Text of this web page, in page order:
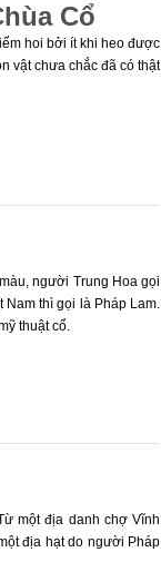
Cổ
hoi bởi ít khi heo được
vật chưa chắc đã có thật
người Trung Hoa gọi
Nam thì gọi là Pháp Lam.
thuật cổ.
một địa danh chợ Vĩnh
địa hạt do người Pháp